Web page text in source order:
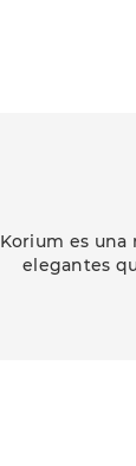
Korium es una
elegantes